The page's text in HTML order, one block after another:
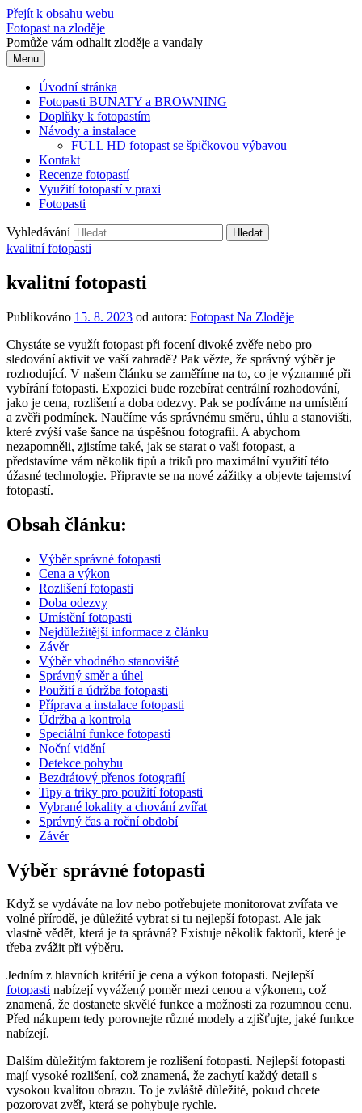
Přejít k obsahu webu
Fotopast na zloděje
Pomůže vám odhalit zloděje a vandaly
Menu
Úvodní stránka
Fotopasti BUNATY a BROWNING
Doplňky k fotopastím
Návody a instalace
FULL HD fotopast se špičkovou výbavou
Kontakt
Recenze fotopastí
Využití fotopastí v praxi
Fotopasti
Vyhledávání
kvalitní fotopasti
kvalitní fotopasti
Publikováno 15. 8. 2023 od autora: Fotopast Na Zloděje
Chystáte se využít fotopast při focení divoké zvěře nebo pro
sledování aktivit ve vaší zahradě? Pak vězte, že správný výběr je
rozhodující. V našem článku se zaměříme na to, co je významné při
vybírání fotopasti. Expozici bude rozebírat centrální rozhodování,
jako je cena, rozlišení a doba odezvy. Pak se podíváme na umístění
a zvěři podmínek. Naučíme vás správnému směru, úhlu a stanovišti,
které zvýší vaše šance na úspěšnou fotografii. A abychom
nezapomněli, zjistíme také, jak se starat o vaši fotopast, a
představíme vám několik tipů a triků pro maximální využití této
úžasné technologie. Připravte se na nové zážitky a objevte tajemství
fotopastí.
Obsah článku:
Výběr správné fotopasti
Cena a výkon
Rozlišení fotopasti
Doba odezvy
Umístění fotopasti
Nejdůležitější informace z článku
Závěr
Výběr vhodného stanoviště
Správný směr a úhel
Použití a údržba fotopasti
Příprava a instalace fotopasti
Údržba a kontrola
Speciální funkce fotopasti
Noční vidění
Detekce pohybu
Bezdrátový přenos fotografií
Tipy a triky pro použití fotopasti
Vybrané lokality a chování zvířat
Správný čas a roční období
Závěr
Výběr správné fotopasti
Když se vydáváte na lov nebo potřebujete monitorovat zvířata ve
volné přírodě, je důležité vybrat si tu nejlepší fotopast. Ale jak
vlastně vědět, která je ta správná? Existuje několik faktorů, které je
třeba zvážit při výběru.
Jedním z hlavních kritérií je cena a výkon fotopasti. Nejlepší
fotopasti nabízejí vyvážený poměr mezi cenou a výkonem, což
znamená, že dostanete skvělé funkce a možnosti za rozumnou cenu.
Před nákupem tedy porovnejte různé modely a zjišťujte, jaké funkce
nabízejí.
Dalším důležitým faktorem je rozlišení fotopasti. Nejlepší fotopasti
mají vysoké rozlišení, což znamená, že zachytí každý detail s
vysokou kvalitou obrazu. To je zvláště důležité, pokud chcete
pozorovat zvěř, která se pohybuje rychle.